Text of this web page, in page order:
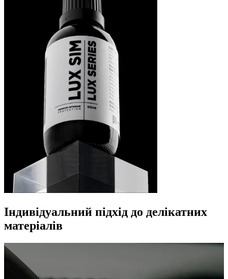
Індивідуальний підхід до делікатних
матеріалів